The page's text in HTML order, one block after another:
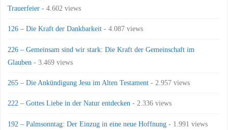
Trauerfeier - 4.602 views
126 – Die Kraft der Dankbarkeit - 4.087 views
226 – Gemeinsam sind wir stark: Die Kraft der Gemeinschaft im
Glauben - 3.469 views
265 – Die Ankündigung Jesu im Alten Testament - 2.957 views
222 – Gottes Liebe in der Natur entdecken - 2.336 views
192 – Palmsonntag: Der Einzug in eine neue Hoffnung - 1.991 views